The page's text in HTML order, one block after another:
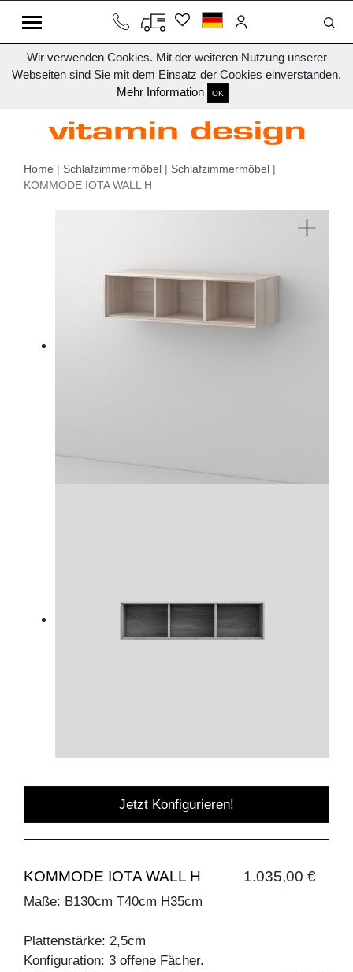
Wir verwenden Cookies. Mit der weiteren Nutzung unserer
Webseiten sind Sie mit dem Einsatz der Cookies einverstanden.
Mehr Information
OK
Home | Schlafzimmermöbel | Schlafzimmermöbel |
KOMMODE IOTA WALL H
Jetzt Konfigurieren!
KOMMODE IOTA WALL H 1.035,00 €
Maße: B130cm T40cm H35cm
Plattenstärke: 2,5cm
Konfiguration: 3 offene Fächer.